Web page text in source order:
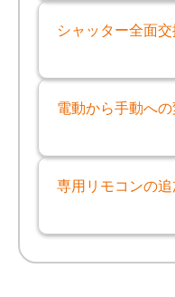
シャッター全面
電動から手動へ
専用リモコンの追